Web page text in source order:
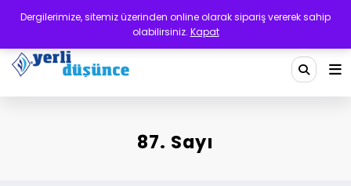
Dergilerimize, sitemiz üzerinden online olarak sipariş vererek sahip
olabilirsiniz. Kapat
Yerli Düşünce Dergisi
87. Sayı